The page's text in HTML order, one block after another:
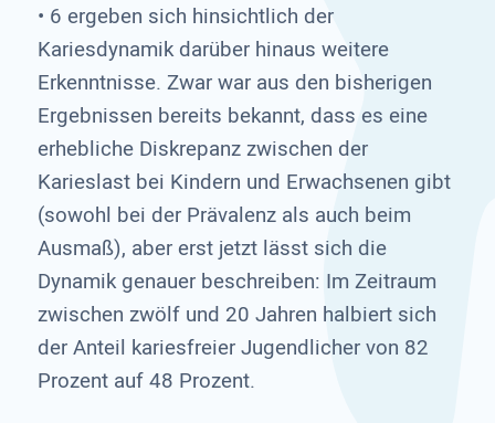
• 6 ergeben sich hinsichtlich der
Kariesdynamik darüber hinaus weitere
Erkenntnisse. Zwar war aus den bisherigen
Ergebnissen bereits bekannt, dass es eine
erhebliche Diskrepanz zwischen der
Karieslast bei Kindern und Erwachsenen gibt
(sowohl bei der Prävalenz als auch beim
Ausmaß), aber erst jetzt lässt sich die
Dynamik genauer beschreiben: Im Zeitraum
zwischen zwölf und 20 Jahren halbiert sich
der Anteil kariesfreier Jugendlicher von 82
Prozent auf 48 Prozent.